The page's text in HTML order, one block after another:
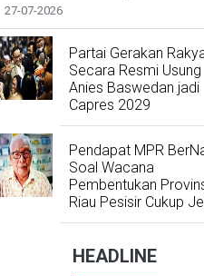
27-07-2026
Partai Gerakan
Secara Resmi Usung
Anies Baswedan jadi
Capres 2029
Pendapat MPR
Soal Wacana
Pembentukan
Riau Pesisir Cukup
HEADLINE